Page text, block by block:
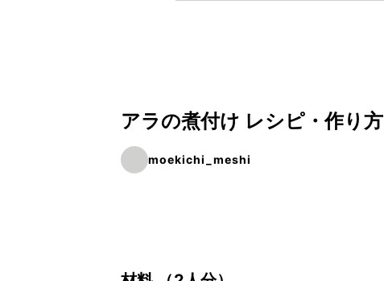
アラの煮付け レシピ・作り方
moekichi_meshi